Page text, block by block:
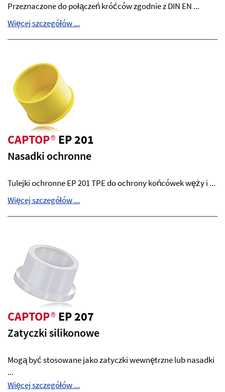
Przeznaczone do połączeń króćców zgodnie z DIN EN ...
Więcej szczegółów ...
CAPTOP®EP 201
Nasadki ochronne
Tulejki ochronne EP 201 TPE do ochrony końcówek węży i ...
Więcej szczegółów ...
CAPTOP®EP 207
Zatyczki silikonowe
Mogą być stosowane jako zatyczki wewnętrzne lub nasadki
...
Więcej szczegółów ...